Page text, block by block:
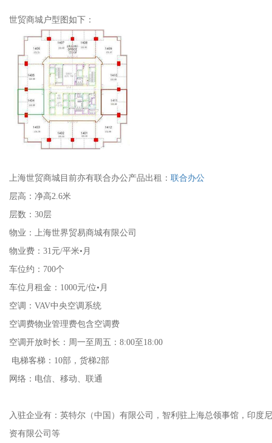
世贸商城户型图如下：
上海世贸商城目前亦有联合办公产品出租： 联合办公
层高：净高2.6米
层数：30层
物业：上海世界贸易商城有限公司
物业费：31元/平米•月
车位约：700个
车位月租金：1000元/位•月
空调：VAV中央空调系统
空调费物业管理费包含空调费
空调开放时长：周一至周五：8:00至18:00
电梯客梯：10部，货梯2部
网络：电信、移动、联通
入驻企业有：英特尔（中国）有限公司，智利驻上海总领事馆
资有限公司等